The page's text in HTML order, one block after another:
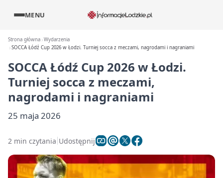
MENU
Strona główna Wydarzenia
SOCCA Łódź Cup 2026 w Łodzi. Turniej socca z meczami, nagrodami i nagraniami
SOCCA Łódź Cup 2026 w Łodzi.
Turniej socca z meczami,
nagrodami i nagraniami
25 maja 2026
2 min czytania Udostępnij